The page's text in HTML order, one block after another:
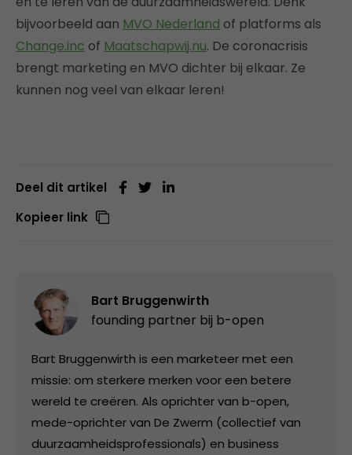
bijvoorbeeld aan MVO Nederland of platforms als
Change.inc of Maatschapwij.nu. De coronacrisis
brengt marketing en MVO dichter bij elkaar. Ze
kunnen nog veel van elkaar leren!
Deel dit artikel
Kopieer link
Bart Bruggenwirth
founding partner bij b-open
Bart Bruggenwirth is een marketeer met een
missie: om sterkere merken voor een betere
wereld te creëren. Als oprichter van b-open,
mede-oprichter van De Zwerm (collectief van
duurzaamheidsprofessionals) en business